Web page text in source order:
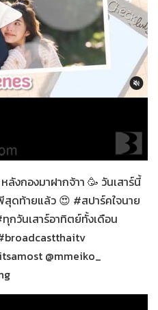
ยจอมหยิ่ง
ลังกองมาฝากจ้าา 🥳 วันเสาร์นี้
ดท้ายแล้ว 😍 #สปาร์คใจนาย
กวันเสาร์อาทิตย์ทั้งเดือน
@mmeiko_